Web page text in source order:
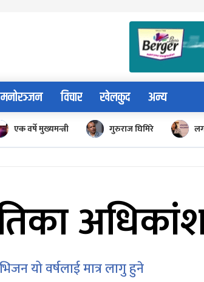
मनोरञ्जन विचार खेलकुद अन्य
एक वर्षे मुख्यमन्त्री गुरुराज घिमिरे
यो वर्षलाई मात्र लागु हुने